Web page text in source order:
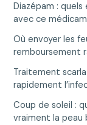
Diazépam :
avec ce
Où envoyer les
remboursement
Traitement
rapidement
Coup de soleil :
vraiment la peau